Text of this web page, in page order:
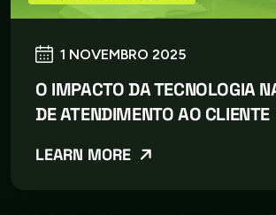
1 NOVEMBRO 2025
O IMPACTO DA TECNOLOGIA
DE ATENDIMENTO AO CLIENTE
LEARN MORE